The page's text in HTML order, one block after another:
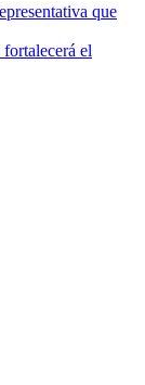
que
el